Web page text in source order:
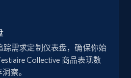
踪需求定制仪表盘，确保你始
Collective 商品表现数
察。